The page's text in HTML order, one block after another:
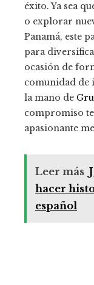
éxito. Ya sea
o explorar
Panamá, este
para
ocasión de
comunidad de
la mano de
compromiso
apasionante
Leer más
hacer
español